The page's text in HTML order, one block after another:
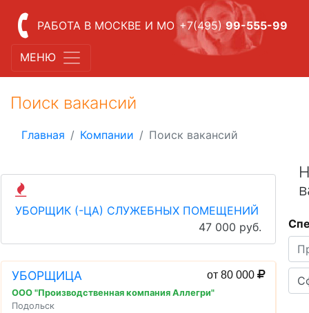
РАБОТА В МОСКВЕ И МО +7(495) 99-555-99
МЕНЮ
Поиск вакансий
Главная Компании Поиск вакансий
УБОРЩИК (-ЦА) СЛУЖЕБНЫХ ПОМЕЩЕНИЙ
47 000 руб.
УБОРЩИЦА от 80 000
ООО "Производственная компания Аллегри"
Подольск